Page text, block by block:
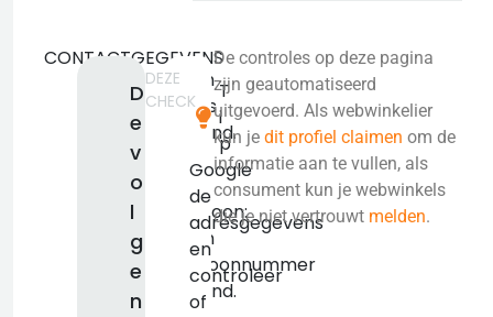
CONTACTGEGEVENS
D
e
v
o
l
g
e
n
Geen
adres
bekend.
KVK:
false
Telefoon:
Geen
telefoonnummer
bekend.
T
i
p
Google
de
adresgegevens
en
controleer
of
DEZE
CHECK
De controles op deze pagina
zijn geautomatiseerd
uitgevoerd. Als webwinkelier
kun je dit profiel claimen om de
informatie aan te vullen, als
consument kun je webwinkels
die je niet vertrouwt melden.